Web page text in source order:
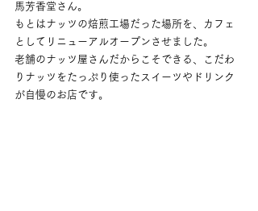
馬芳香堂さん。
もとはナッツの焙煎工場だった場所を、カフェ
としてリニューアルオープンさせました。
老舗のナッツ屋さんだからこそできる、こだわ
りナッツをたっぷり使ったスイーツやドリンク
が自慢のお店です。